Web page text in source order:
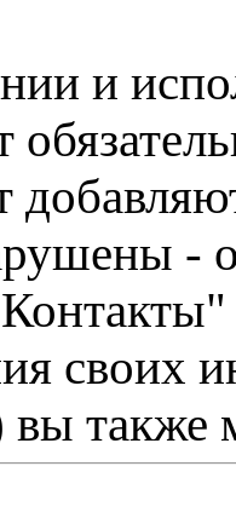
и
-
своих
также